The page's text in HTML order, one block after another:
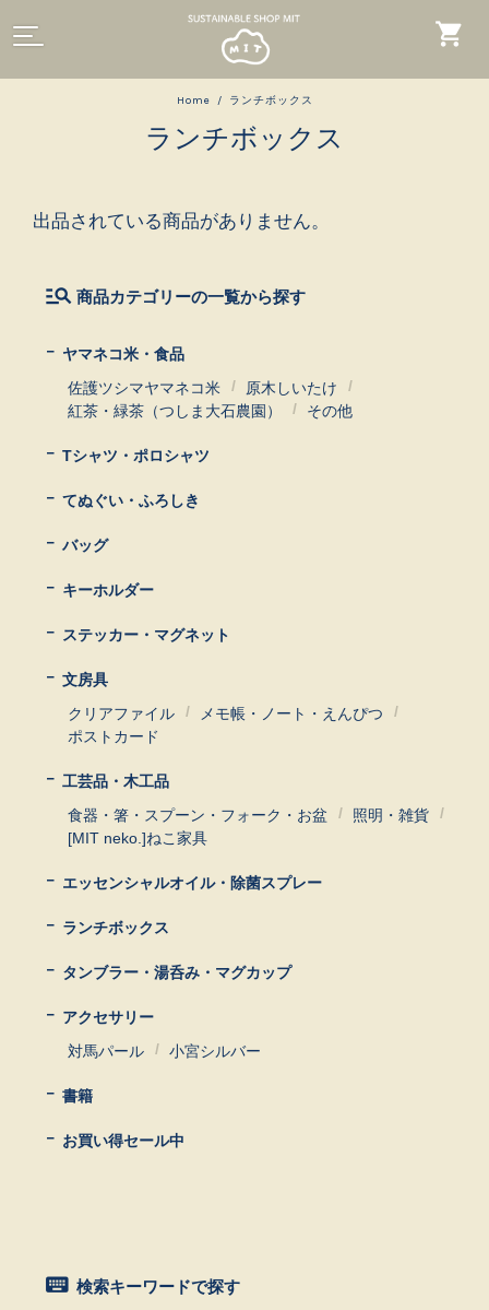
Home ランチボックス
ランチボックス
出品されている商品がありません。
商品カテゴリーの一覧から探す
ヤマネコ米・食品
佐護ツシマヤマネコ米
原木しいたけ
紅茶・緑茶（つしま大石農園）
その他
Tシャツ・ポロシャツ
てぬぐい・ふろしき
バッグ
キーホルダー
ステッカー・マグネット
文房具
クリアファイル
メモ帳・ノート・えんぴつ
ポストカード
工芸品・木工品
食器・箸・スプーン・フォーク・お盆
照明・雑貨
[MIT neko.]ねこ家具
エッセンシャルオイル・除菌スプレー
ランチボックス
タンブラー・湯呑み・マグカップ
アクセサリー
対馬パール
小宮シルバー
書籍
お買い得セール中
検索キーワードで探す